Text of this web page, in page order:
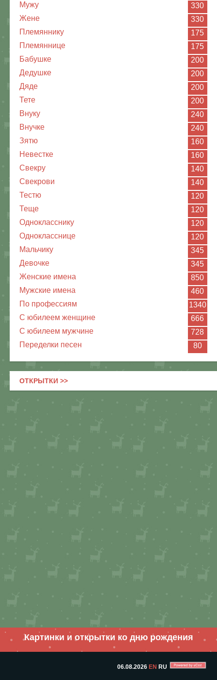
Мужу
330
Жене
330
Племяннику
175
Племяннице
175
Бабушке
200
Дедушке
200
Дяде
200
Тете
200
Внуку
240
Внучке
240
Зятю
160
Невестке
160
Свекру
140
Свекрови
140
Тестю
120
Теще
120
Однокласснику
120
Однокласснице
120
Мальчику
345
Девочке
345
Женские имена
850
Мужские имена
460
По профессиям
1340
С юбилеем женщине
666
С юбилеем мужчине
728
Переделки песен
80
ОТКРЫТКИ >>
Картинки и открытки ко дню рождения
06.08.2026 EN RU